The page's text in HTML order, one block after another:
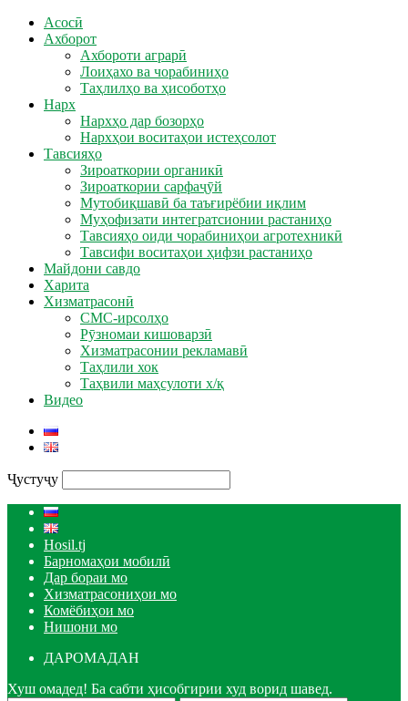
Асосӣ
Ахборот
Ахбороти аграрӣ
Лоиҳахо ва чорабиниҳо
Таҳлилҳо ва ҳисоботҳо
Нарх
Нархҳо дар бозорҳо
Нархҳои воситаҳои истеҳсолот
Тавсияҳо
Зироаткории органикӣ
Зироаткории сарфаҷӯй
Мутобиқшавӣ ба таъғирёбии иқлим
Муҳофизати интегратсионии растаниҳо
Тавсияҳо оиди чорабиниҳои агротехникӣ
Тавсифи воситаҳои ҳифзи растаниҳо
Майдони савдо
Харита
Хизматрасонӣ
СМС-ирсолҳо
Рӯзномаи кишоварзӣ
Хизматрасонии рекламавӣ
Таҳлили хок
Таҳвили маҳсулоти х/қ
Видео
Ҷустуҷу
Hosil.tj
Барномаҳои мобилӣ
Дар бораи мо
Хизматрасониҳои мо
Комёбиҳои мо
Нишони мо
ДАРОМАДАН
Хуш омадед! Ба сабти ҳисобгирии худ ворид шавед.